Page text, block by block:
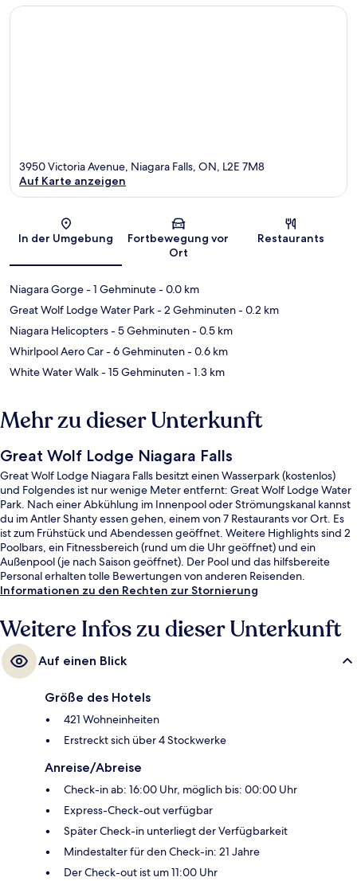
Karte
3950 Victoria Avenue, Niagara Falls, ON, L2E 7M8
Auf Karte anzeigen
In der Umgebung
Fortbewegung vor
Ort
Restaurants
Niagara Gorge- 1 Gehminute- 0.0 km
Great Wolf Lodge Water Park- 2 Gehminuten- 0.2 km
Niagara Helicopters- 5 Gehminuten- 0.5 km
Whirlpool Aero Car- 6 Gehminuten- 0.6 km
White Water Walk- 15 Gehminuten- 1.3 km
Mehr zu dieser Unterkunft
Great Wolf Lodge Niagara Falls
Great Wolf Lodge Niagara Falls besitzt einen Wasserpark (kostenlos)
und Folgendes ist nur wenige Meter entfernt: Great Wolf Lodge Water
Park. Nach einer Abkühlung im Innenpool oder Strömungskanal kannst
du im Antler Shanty essen gehen, einem von 7 Restaurants vor Ort. Es
ist zum Frühstück und Abendessen geöffnet. Weitere Highlights sind 2
Poolbars, ein Fitnessbereich (rund um die Uhr geöffnet) und ein
Außenpool (je nach Saison geöffnet). Der Pool und das hilfsbereite
Personal erhalten tolle Bewertungen von anderen Reisenden.
Informationen zu den Rechten zur Stornierung
Weitere Infos zu dieser Unterkunft
Auf einen Blick
Größe des Hotels
421 Wohneinheiten
Erstreckt sich über 4 Stockwerke
Anreise/Abreise
Check-in ab: 16:00 Uhr, möglich bis: 00:00 Uhr
Express-Check-out verfügbar
Später Check-in unterliegt der Verfügbarkeit
Mindestalter für den Check-in: 21 Jahre
Der Check-out ist um 11:00 Uhr